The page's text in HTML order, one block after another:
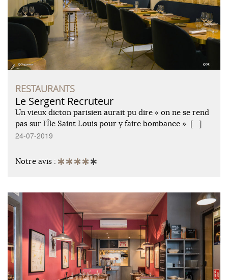
RESTAURANTS
Le Sergent Recruteur
Un vieux dicton parisien aurait pu dire « on ne se rend
pas sur l’Île Saint Louis pour y faire bombance ». […]
24-07-2019
Notre avis :